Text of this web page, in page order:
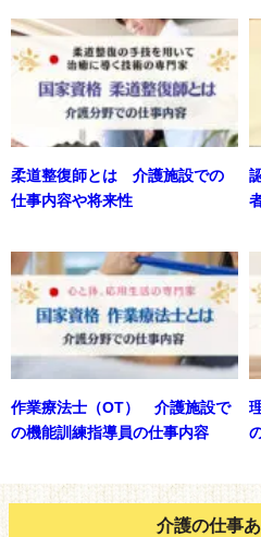
柔道整復師とは 介護施設での
仕事内容や将来性
作業療法士（OT） 介護施設で
の機能訓練指導員の仕事内容
介護の仕事